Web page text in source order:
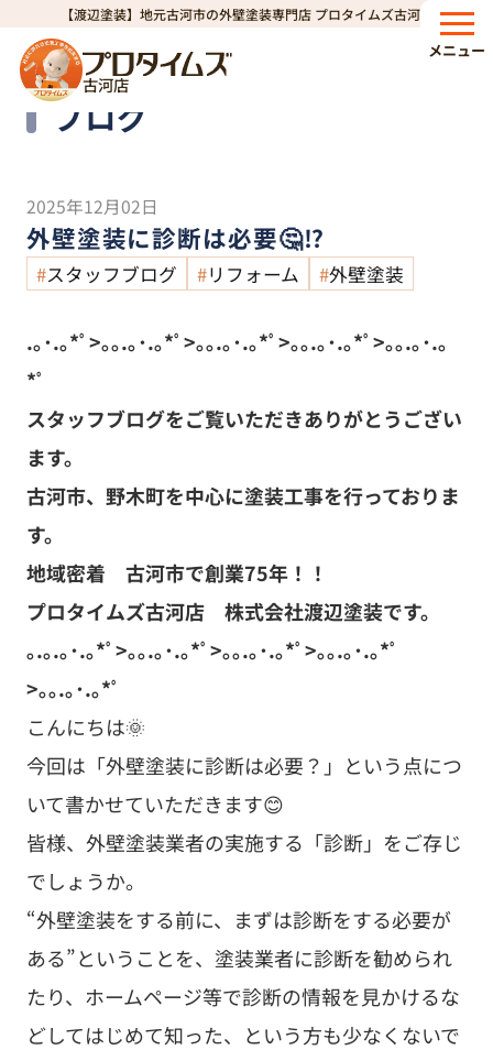
【渡辺塗装】地元古河市の外壁塗装専門店 プロタイムズ古河店
古河店
メニュー
HOME>ブログ>外壁塗装に診断は必要🤔⁉️
ブログ
Blog
2025年12月02日
外壁塗装に診断は必要🤔⁉️
スタッフブログ リフォーム 外壁塗装
.｡･.｡*ﾟ>｡｡.｡･.｡*ﾟ>｡｡.｡･.｡*ﾟ>｡｡.｡･.｡*ﾟ>｡｡.｡･.｡
*ﾟ
スタッフブログをご覧いただきありがとうござい
ます。
古河市、野木町を中心に塗装工事を行っておりま
す。
地域密着 古河市で創業75年！！
プロタイムズ古河店 株式会社渡辺塗装です。
｡.｡.｡･.｡*ﾟ>｡｡.｡･.｡*ﾟ>｡｡.｡･.｡*ﾟ>｡｡.｡･.｡*ﾟ
>｡｡.｡･.｡*ﾟ
こんにちは🌞
今回は「外壁塗装に診断は必要？」という点につ
いて書かせていただきます😊
皆様、外壁塗装業者の実施する「診断」をご存じ
でしょうか。
“外壁塗装をする前に、まずは診断をする必要が
ある”ということを、塗装業者に診断を勧められ
たり、ホームページ等で診断の情報を見かけるな
どしてはじめて知った、という方も少なくないで